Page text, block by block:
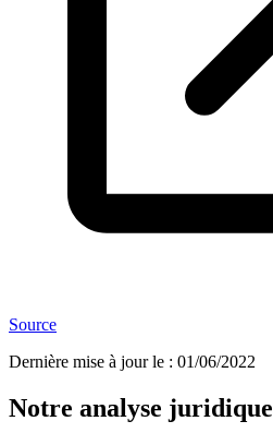
Source
Dernière mise à jour le : 01/06/2022
Notre analyse juridique